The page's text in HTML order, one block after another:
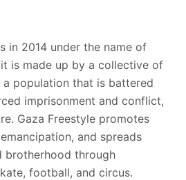
in 2014 under the name of
is made up by a collective of
population that is battered
imprisonment and conflict,
Gaza Freestyle promotes
and spreads
brotherhood through
football, and circus.